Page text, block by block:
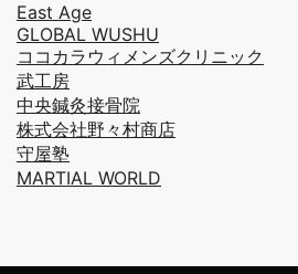
East Age
GLOBAL WUSHU
ココカラウィメンズクリニック
武工房
中央鍼灸接骨院
株式会社野々村商店
守屋塾
MARTIAL WORLD